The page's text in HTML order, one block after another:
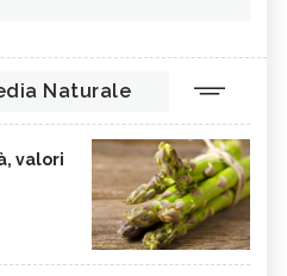
Naturale
valori